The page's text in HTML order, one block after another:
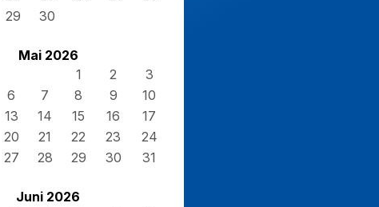
29 30
Mai 2026
1
2
3
6 7 8 9
10
13 14 15 16
17
20 21 22 23
24
27 28 29 30 31
Juni 2026